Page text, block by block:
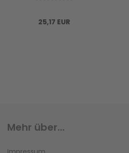
25,17 EUR
Mehr über...